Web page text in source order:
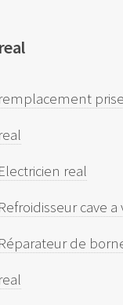
real
remplacement
real
Electricien real
Refroidisseur cave a
Réparateur de
real